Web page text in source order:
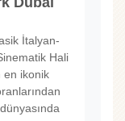
İtalyan-
Hali
en ikonik